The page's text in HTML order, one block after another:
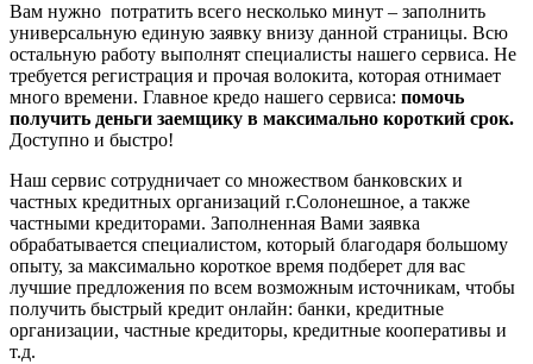
Вам нужно потратить всего несколько минут – заполнить
универсальную единую заявку внизу данной страницы. Всю
остальную работу выполнят специалисты нашего сервиса. Не
требуется регистрация и прочая волокита, которая отнимает
много времени. Главное кредо нашего сервиса: помочь
получить деньги заемщику в максимально короткий срок.
Доступно и быстро!
Наш сервис сотрудничает со множеством банковских и
частных кредитных организаций г.Солонешное, а также
частными кредиторами. Заполненная Вами заявка
обрабатывается специалистом, который благодаря большому
опыту, за максимально короткое время подберет для вас
лучшие предложения по всем возможным источникам, чтобы
получить быстрый кредит онлайн: банки, кредитные
организации, частные кредиторы, кредитные кооперативы и
т.д.